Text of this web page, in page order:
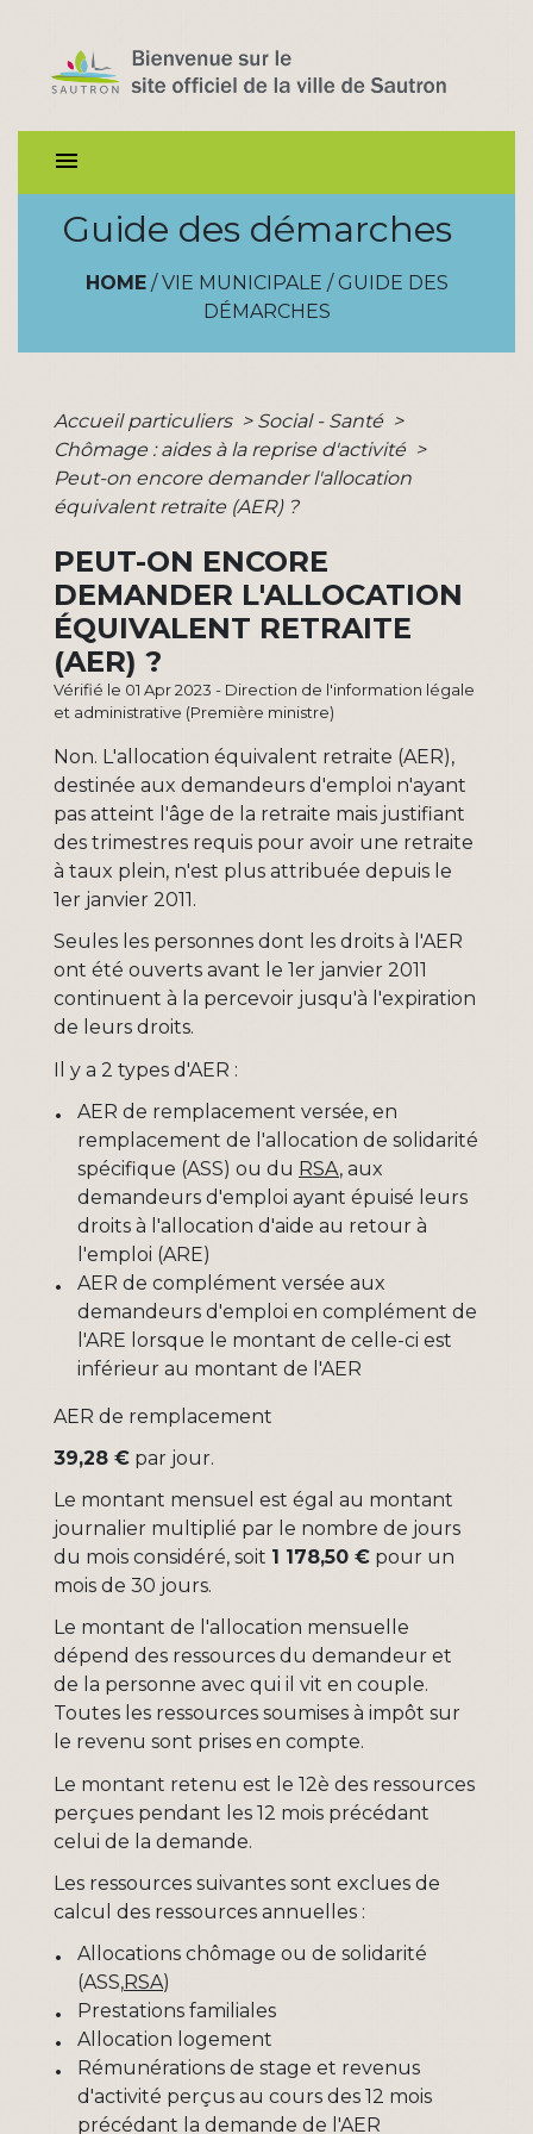
menu
Guide des démarches
HOME/ VIE MUNICIPALE / GUIDE DES
DÉMARCHES
Accueil particuliers > Social - Santé >
Chômage : aides à la reprise d'activité >
Peut-on encore demander l'allocation
équivalent retraite (AER) ?
PEUT-ON ENCORE
DEMANDER L'ALLOCATION
ÉQUIVALENT RETRAITE
(AER) ?
Vérifié le 01 Apr 2023 - Direction de l'information légale
et administrative (Première ministre)
Non. L'allocation équivalent retraite (AER),
destinée aux demandeurs d'emploi n'ayant
pas atteint l'âge de la retraite mais justifiant
des trimestres requis pour avoir une retraite
à taux plein, n'est plus attribuée depuis le
1er janvier 2011.
Seules les personnes dont les droits à l'AER
ont été ouverts avant le 1er janvier 2011
continuent à la percevoir jusqu'à l'expiration
de leurs droits.
Il y a 2 types d'AER :
AER de remplacement versée, en
remplacement de l'allocation de solidarité
spécifique (ASS) ou du RSA, aux
demandeurs d'emploi ayant épuisé leurs
droits à l'allocation d'aide au retour à
l'emploi (ARE)
AER de complément versée aux
demandeurs d'emploi en complément de
l'ARE lorsque le montant de celle-ci est
inférieur au montant de l'AER
AER de remplacement
39,28 € par jour.
Le montant mensuel est égal au montant
journalier multiplié par le nombre de jours
du mois considéré, soit 1 178,50 € pour un
mois de 30 jours.
Le montant de l'allocation mensuelle
dépend des ressources du demandeur et
de la personne avec qui il vit en couple.
Toutes les ressources soumises à impôt sur
le revenu sont prises en compte.
Le montant retenu est le 12è des ressources
perçues pendant les 12 mois précédant
celui de la demande.
Les ressources suivantes sont exclues de
calcul des ressources annuelles :
Allocations chômage ou de solidarité
(ASS,RSA)
Prestations familiales
Allocation logement
Rémunérations de stage et revenus
d'activité perçus au cours des 12 mois
précédant la demande de l'AER